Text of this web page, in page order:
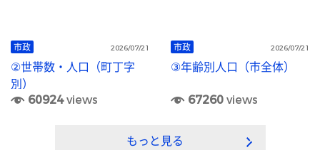
市政 2026/07/21
②世帯数・人口（町丁字
別）
60924views
市政 2026/07/21
③年齢別人口（市全体）
67260views
もっと見る